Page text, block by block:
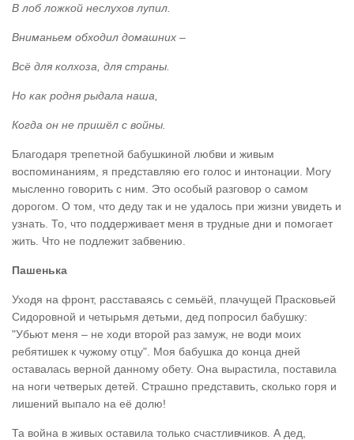
В лоб ложкой неслухов лупил.
Вниманьем обходил домашних –
Всё для колхоза, для страны.
Но как родня рыдала наша,
Когда он не пришёл с войны.
Благодаря трепетной бабушкиной любви и живым
воспоминаниям, я представляю его голос и интонации. Могу
мысленно говорить с ним. Это особый разговор о самом
дорогом. О том, что деду так и не удалось при жизни увидеть и
узнать. То, что поддерживает меня в трудные дни и помогает
жить. Что не подлежит забвению.
Пашенька
Уходя на фронт, расставаясь с семьёй, плачущей Прасковьей
Сидоровной и четырьмя детьми, дед попросил бабушку:
"Убьют меня – не ходи второй раз замуж, не води моих
ребятишек к чужому отцу". Моя бабушка до конца дней
оставалась верной данному обету. Она вырастила, поставила
на ноги четверых детей. Страшно представить, сколько горя и
лишений выпало на её долю!
Та война в живых оставила только счастливчиков. А дед,